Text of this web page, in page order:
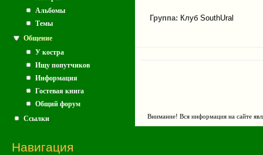
Альбомы
Темы
Общение
У костра
Ищу попутчиков
Информация
Гостевая книга
Общий форум
Ссылки
Навигация
Группа: Клуб SouthUral
Внимание! Вся информация на сайте